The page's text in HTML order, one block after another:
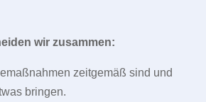
wir zusammen:
zeitgemäß sind und
bringen.